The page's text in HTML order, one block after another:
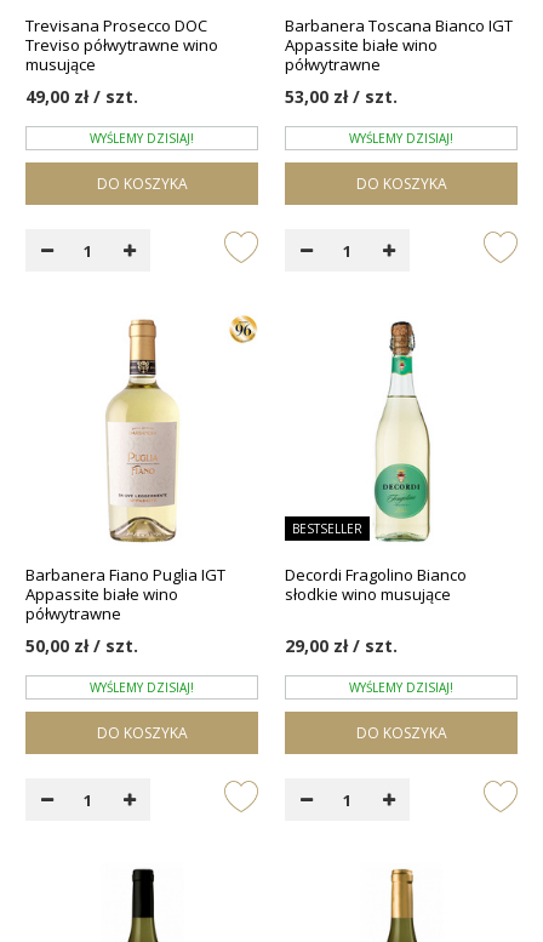
Trevisana Prosecco DOC
Treviso półwytrawne wino
musujące
49,00 zł / szt.
WYŚLEMY DZISIAJ!
DO KOSZYKA
Barbanera Toscana Bianco IGT
Appassite białe wino
półwytrawne
53,00 zł / szt.
WYŚLEMY DZISIAJ!
DO KOSZYKA
Barbanera Fiano Puglia IGT
Appassite białe wino
półwytrawne
50,00 zł / szt.
WYŚLEMY DZISIAJ!
DO KOSZYKA
BESTSELLER
Decordi Fragolino Bianco
słodkie wino musujące
29,00 zł / szt.
WYŚLEMY DZISIAJ!
DO KOSZYKA